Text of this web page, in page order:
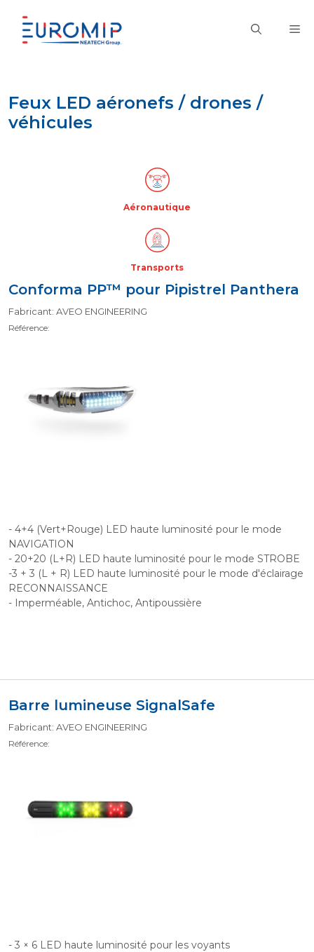
contenu
Feux LED aéronefs / drones /
véhicules
Aéronautique
Transports
Conforma PP™ pour Pipistrel Panthera
Fabricant: AVEO ENGINEERING
Référence:
- 4+4 (Vert+Rouge) LED haute luminosité pour le mode
NAVIGATION
- 20+20 (L+R) LED haute luminosité pour le mode STROBE
-3 + 3 (L + R) LED haute luminosité pour le mode d'éclairage
RECONNAISSANCE
- Imperméable, Antichoc, Antipoussière
Barre lumineuse SignalSafe
Fabricant: AVEO ENGINEERING
Référence:
- 3 × 6 LED haute luminosité pour les voyants